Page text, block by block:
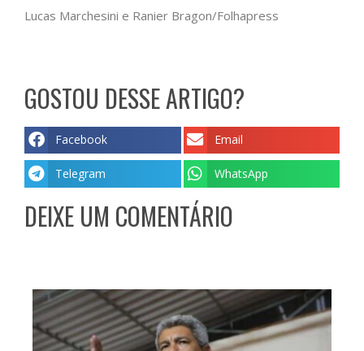
Lucas Marchesini e Ranier Bragon/Folhapress
GOSTOU DESSE ARTIGO?
Facebook Email
Telegram WhatsApp
DEIXE UM COMENTÁRIO